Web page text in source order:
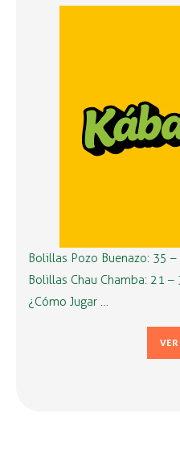
Bolillas Pozo Buenazo: 35
Bolillas Chau Chamba: 21
¿Cómo Jugar …